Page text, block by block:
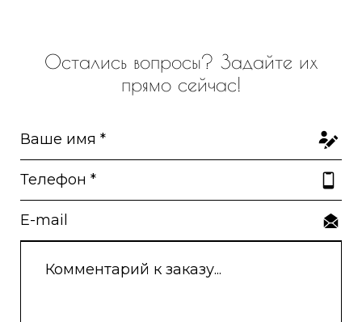
Остались вопросы? Задайте их
прямо сейчас!